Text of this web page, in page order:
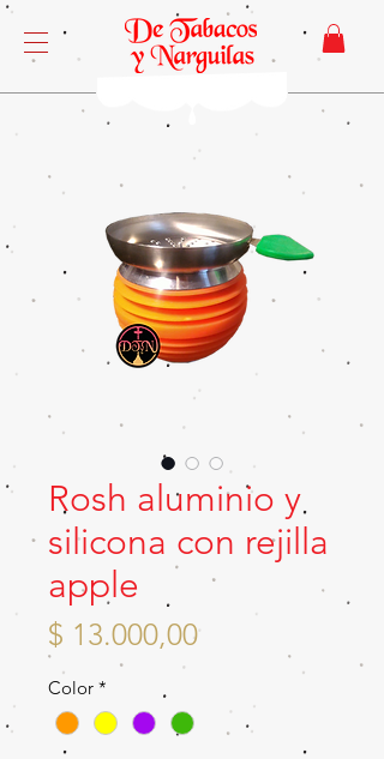
Rosh aluminio y
silicona con rejilla
apple
$ 13.000,00Precio
Color *